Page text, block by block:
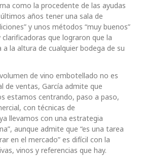
como la procedente de las ayudas
años tener una sala de
y unos métodos “muy buenos”
que lograron que la
la altura de cualquier bodega de su
de vino embotellado no es
de ventas, García admite que
estamos centrando, paso a paso,
con técnicas de
llevamos con una estrategia
aunque admite que “es una tarea
en el mercado” es difícil con la
vinos y referencias que hay.